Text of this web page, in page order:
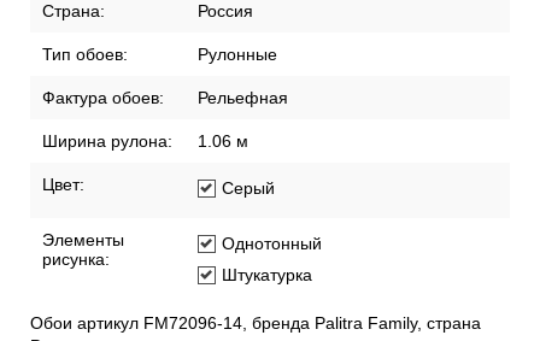
Страна: Россия
Тип обоев: Рулонные
Фактура обоев: Рельефная
Ширина рулона: 1.06 м
Цвет: Серый
Элементы
рисунка:
Однотонный
Штукатурка
Обои артикул FM72096-14, бренда Palitra Family, страна